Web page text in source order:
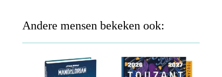
Andere mensen bekeken ook: